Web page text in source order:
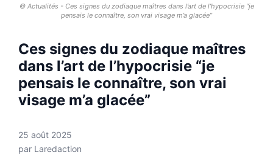
© Actualités - Ces signes du zodiaque maîtres dans l’art de l’hypocrisie “je
pensais le connaître, son vrai visage m’a glacée”
Ces signes du zodiaque maîtres
dans l’art de l’hypocrisie “je
pensais le connaître, son vrai
visage m’a glacée”
25 août 2025
par Laredaction